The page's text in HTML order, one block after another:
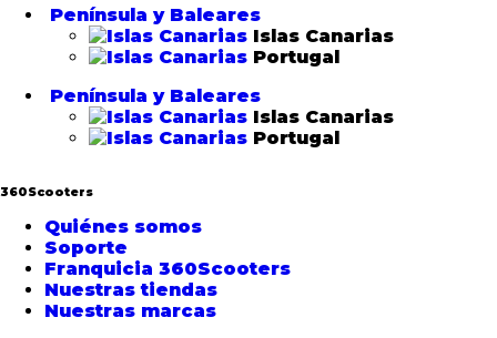
Península y Baleares
Islas Canarias
Portugal
Península y Baleares
Islas Canarias
Portugal
360Scooters
Quiénes somos
Soporte
Franquicia 360Scooters
Nuestras tiendas
Nuestras marcas